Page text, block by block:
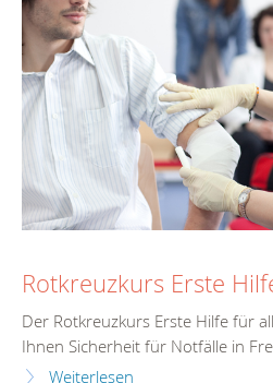
Rotkreuzkurs Erste
Der Rotkreuzkurs Erste Hilfe für
Ihnen Sicherheit für Notfälle in
Weiterlesen